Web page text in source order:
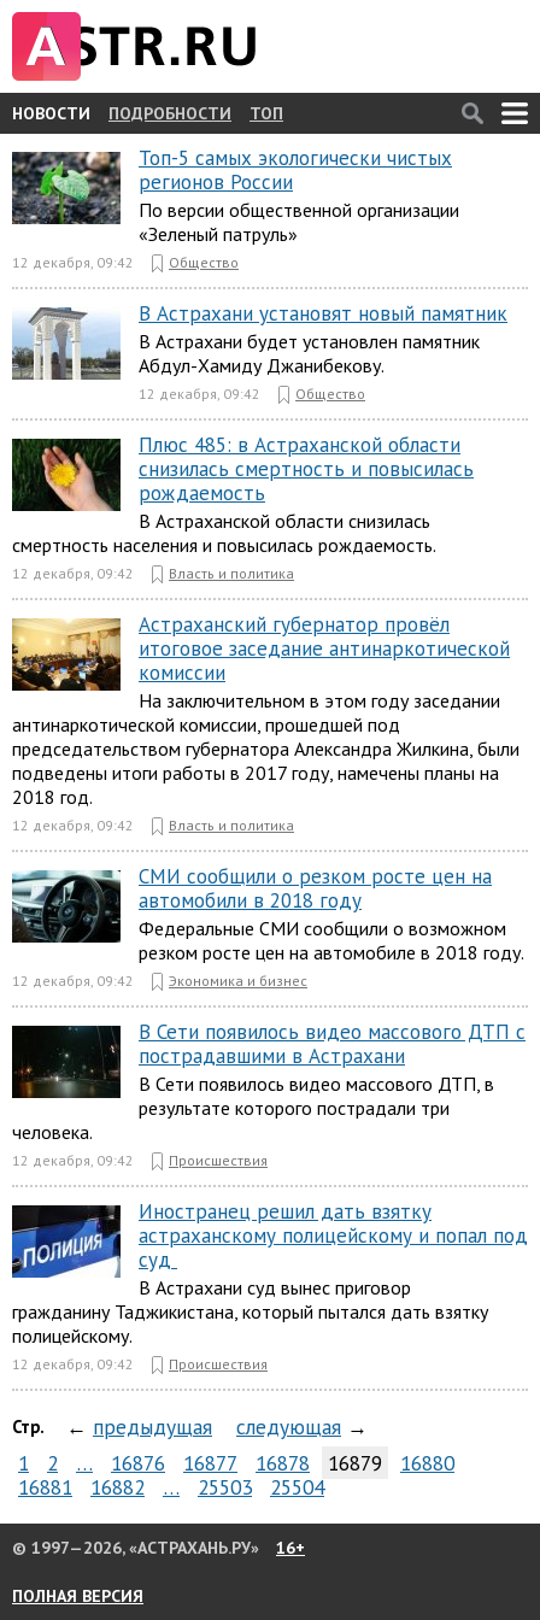
НОВОСТИ ПОДРОБНОСТИ ТОП
Топ-5 самых экологически чистых
регионов России
По версии общественной организации
«Зеленый патруль»
12 декабря, 09:42 Общество
В Астрахани установят новый памятник
В Астрахани будет установлен памятник
Абдул-Хамиду Джанибекову.
12 декабря, 09:42 Общество
Плюс 485: в Астраханской области
снизилась смертность и повысилась
рождаемость
В Астраханской области снизилась
смертность населения и повысилась рождаемость.
12 декабря, 09:42 Власть и политика
Астраханский губернатор провёл
итоговое заседание антинаркотической
комиссии
На заключительном в этом году заседании
антинаркотической комиссии, прошедшей под
председательством губернатора Александра Жилкина, были
подведены итоги работы в 2017 году, намечены планы на
2018 год.
12 декабря, 09:42 Власть и политика
СМИ сообщили о резком росте цен на
автомобили в 2018 году
Федеральные СМИ сообщили о возможном
резком росте цен на автомобиле в 2018 году.
12 декабря, 09:42 Экономика и бизнес
В Сети появилось видео массового ДТП с
пострадавшими в Астрахани
В Сети появилось видео массового ДТП, в
результате которого пострадали три
человека.
12 декабря, 09:42 Происшествия
Иностранец решил дать взятку
астраханскому полицейскому и попал под
суд
В Астрахани суд вынес приговор
гражданину Таджикистана, который пытался дать взятку
полицейскому.
12 декабря, 09:42 Происшествия
Стр. ← предыдущая следующая →
1
2 … 16876 16877 16878 16879
16880
16881
16882 … 25503 25504
© 1997—2026, «АСТРАХАНЬ.РУ» 16+
ПОЛНАЯ ВЕРСИЯ